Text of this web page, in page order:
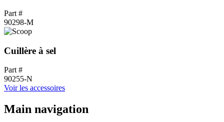
Part #
90298-M
Cuillère à sel
Part #
90255-N
Voir les accessoires
Main navigation